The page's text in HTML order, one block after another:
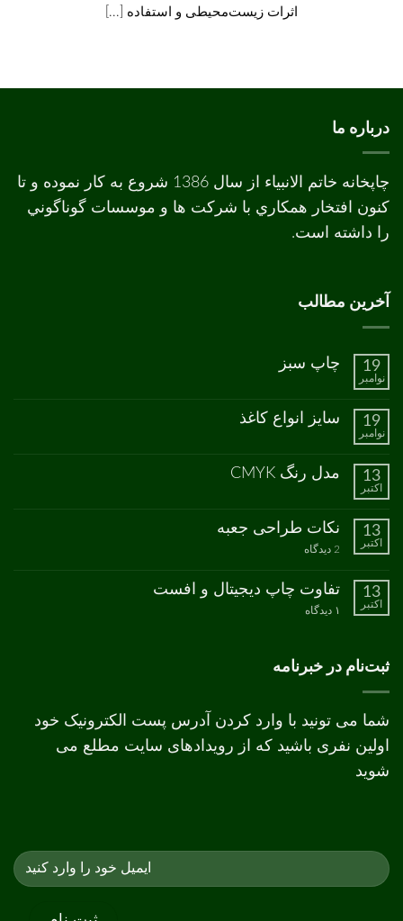
اثرات زیست‌محیطی و استفاده [...]
درباره ما
چاپخانه خاتم الانبیاء از سال 1386 شروع به کار نموده و تا
کنون افتخار همکاري با شرکت ها و موسسات گوناگوني
را داشته است.
آخرین مطالب
19
نوامبر
چاپ سبز
چاپ
ثبت
نشده
19
نوامبر
سایز انواع کاغذ
سایز
نشده
13
اکتبر
مدل رنگ CMYK
مدل
CMYK
ثبت
نشده
13
اکتبر
نکات طراحی جعبه
2 دیدگاه
جعبه
13
اکتبر
تفاوت چاپ دیجیتال و افست
۱ دیدگاه
افست
ثبت‌نام در خبرنامه
شما می تونید با وارد کردن آدرس پست الکترونیک خود
اولین نفری باشید که از رویدادهای سایت مطلع می
شوید